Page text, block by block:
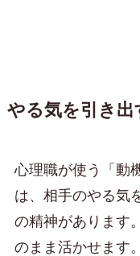
やる気を引き出
心理職が使う「動
は、相手のやる気
の精神があります
のまま活かせます。